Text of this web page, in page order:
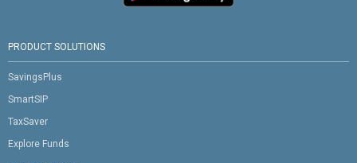
PRODUCT SOLUTIONS
SavingsPlus
SmartSIP
TaxSaver
Explore Funds